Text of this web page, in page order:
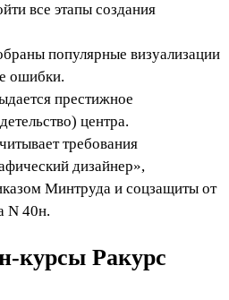
все этапы создания
популярные визуализации
ошибки.
престижное
центра.
требования
дизайнер»,
Минтруда и соцзащиты от
N 40н.
курсы Ракурс